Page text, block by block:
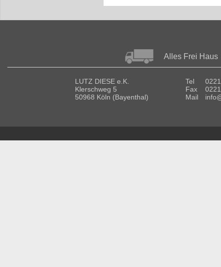
Alles Frei Haus
LUTZ DIESE e.K.
Klerschweg 5
50968 Köln (Bayenthal)
Tel
Fax
Mail